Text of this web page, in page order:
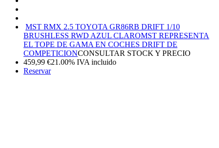
MST RMX 2.5 TOYOTA GR86RB DRIFT 1/10
BRUSHLESS RWD AZUL CLAROMST REPRESENTA
EL TOPE DE GAMA EN COCHES DRIFT DE
COMPETICIONCONSULTAR STOCK Y PRECIO
459,99 €21.00% IVA incluido
Reservar